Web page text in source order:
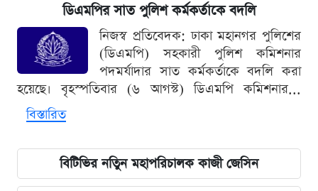
ডিএমপির সাত পুলিশ কর্মকর্তাকে বদলি
নিজস্ব প্রতিবেদক: ঢাকা মহানগর পুলিশের
(ডিএমপি) সহকারী পুলিশ কমিশনার
পদমর্যাদার সাত কর্মকর্তাকে বদলি করা
হয়েছে। বৃহস্পতিবার (৬ আগস্ট) ডিএমপি কমিশনার...
বিস্তারিত
বিটিভির নতিুন মহাপরিচালক কাজী জেসিন